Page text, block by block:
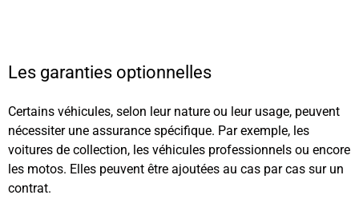
Les garanties optionnelles
Certains véhicules, selon leur nature ou leur usage, peuvent
nécessiter une assurance spécifique. Par exemple, les
voitures de collection, les véhicules professionnels ou encore
les motos. Elles peuvent être ajoutées au cas par cas sur un
contrat.